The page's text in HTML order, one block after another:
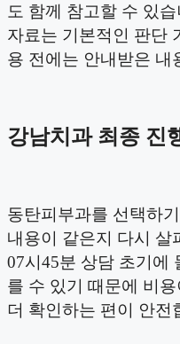
도 함께 참고할 수 있
자료는 기본적인 판단
용 전에는 안내받은 내
강남치과 최종 진
동탄피부과를 선택하
내용이 같은지 다시 살
07시45분 상담 초기에
를 수 있기 때문에 비
더 확인하는 편이 안전